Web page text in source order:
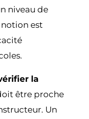
niveau de
est
la
être proche
Un